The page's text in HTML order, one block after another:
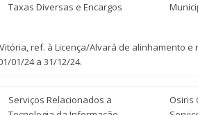
Taxas Diversas e Encargos
ref. à Licença/Alvará de alinhamento
01/24 a 31/12/24.
Serviços Relacionados a
Osiris